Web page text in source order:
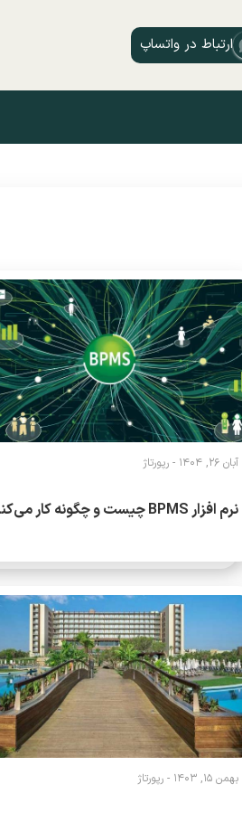
ارتباط در واتساپ
آبان 26, 1404 - رپورتاژ
نرم افزار BPMS چیست و چگونه کار می‌کند؟
بهمن 15, 1403 - رپورتاژ